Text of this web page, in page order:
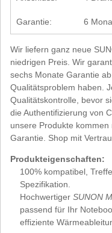
Garantie: 6
Wir liefern ganz neue
niedrigen Preis. Wir
sechs Monate Garantie
Qualitätsproblem haben.
Qualitätskontrolle, bevor
die Authentifizierung von
unsere Produkte
Garantie. Shop mit
Produkteigenschaften:
100% kompatibel,
Spezifikation.
Hochwertiger SUNON
passend für Ihr
effiziente